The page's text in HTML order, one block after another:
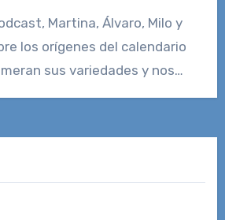
Martina, Álvaro, Milo y
los orígenes del calendario
sus variedades y nos…